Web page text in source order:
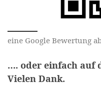
eine Google Bewertung
…. oder einfach auf
Vielen Dank.